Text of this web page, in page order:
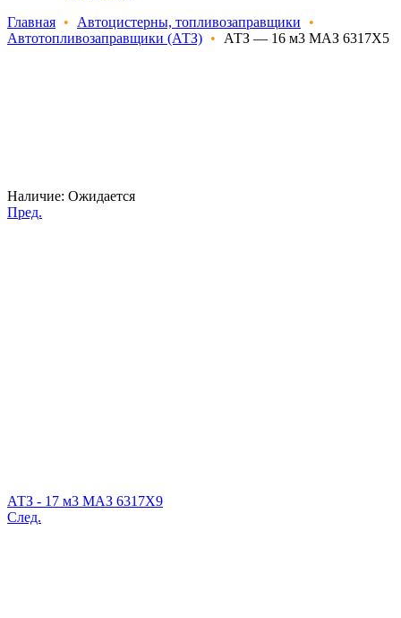
Главная • Автоцистерны, топливозаправщики
•
Автотопливозаправщики (АТЗ) • АТЗ — 16 м3 МАЗ 6317Х5
Наличие: Ожидается
Пред.
АТЗ - 17 м3 МАЗ 6317Х9
След.